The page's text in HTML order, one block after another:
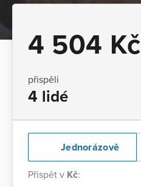
4 504 Kč
přispěli
4 lidé
Jednorázově
Přispět v Kč: